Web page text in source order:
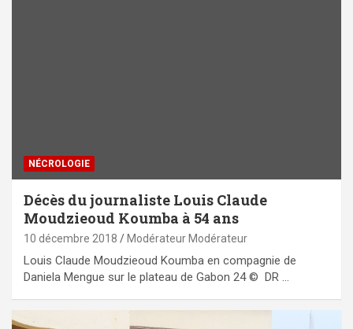
NÉCROLOGIE
Décès du journaliste Louis Claude
Moudzieoud Koumba à 54 ans
10 décembre 2018 Modérateur Modérateur
Louis Claude Moudzieoud Koumba en compagnie de
Daniela Mengue sur le plateau de Gabon 24 © DR …